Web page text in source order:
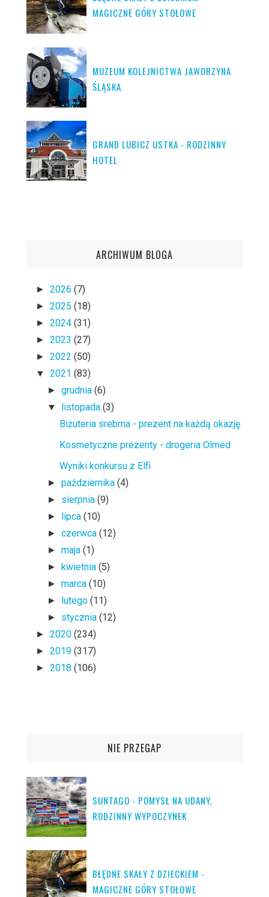
MAGICZNE GÓRY STOŁOWE
MUZEUM KOLEJNICTWA JAWORZYNA
ŚLĄSKA
GRAND LUBICZ USTKA - RODZINNY
HOTEL
ARCHIWUM BLOGA
► 2026 (7)
► 2025 (18)
► 2024 (31)
► 2023 (27)
► 2022 (50)
▼ 2021 (83)
►grudnia(6)
▼ listopada(3)
Biżuteria srebrna - prezent na każdą okazję
Kosmetyczne prezenty - drogeria Olmed
Wyniki konkursu z Elfi
►października(4)
► sierpnia(9)
► lipca(10)
►czerwca(12)
►maja(1)
► kwietnia(5)
►marca(10)
► lutego(11)
► stycznia(12)
► 2020 (234)
► 2019 (317)
► 2018 (106)
NIE PRZEGAP
SUNTAGO - POMYSŁ NA UDANY,
RODZINNY WYPOCZYNEK
BŁĘDNE SKAŁY Z DZIECKIEM -
MAGICZNE GÓRY STOŁOWE